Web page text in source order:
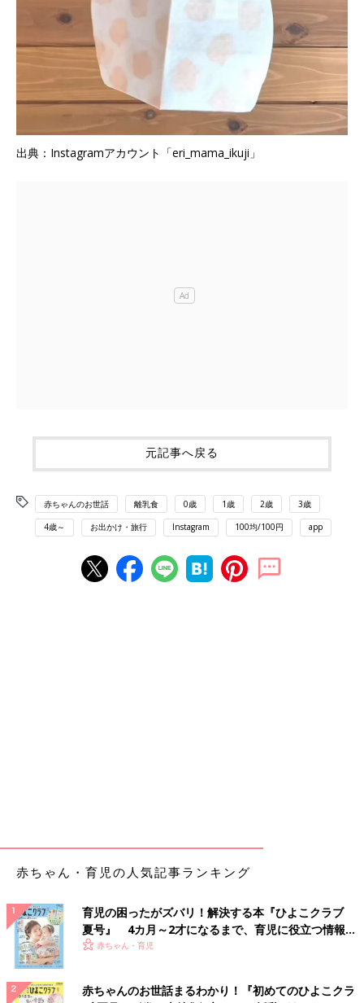
出典：Instagramアカウント「eri_mama_ikuji」
元記事へ戻る
赤ちゃんのお世話 離乳食 0歳 1歳 2歳 3歳
4歳～ お出かけ・旅行 Instagram 100均/100円 app
赤ちゃん・育児の人気記事ランキング
育児の困ったがズバリ！解決する本『ひよこクラブ
夏号』 4カ月～2才になるまで、育児に役立つ情報が
いっぱい！
赤ちゃん・育児
赤ちゃんのお世話まるわかり！『初めてのひよこクラ